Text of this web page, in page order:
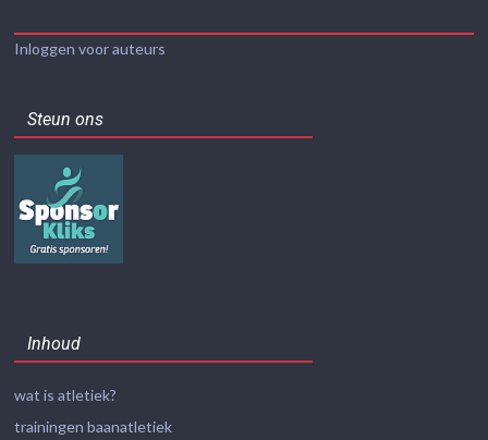
Inloggen voor auteurs
Steun ons
Inhoud
wat is atletiek?
trainingen baanatletiek